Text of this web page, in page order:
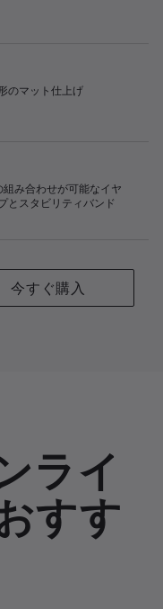
のマット仕上げ
組み合わせが可能なイヤ
とスタビリティバンド
今すぐ購入
ライ
すす